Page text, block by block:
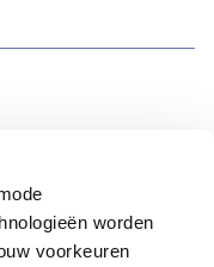
worden
voorkeuren